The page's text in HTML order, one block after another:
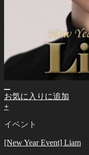
お気に入りに追加
+
イベント
[New Year Event] Liam